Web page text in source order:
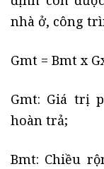
nhà ở, công
Gmt = Bmt x
Gmt: Giá trị
hoàn trả;
Bmt: Chiều